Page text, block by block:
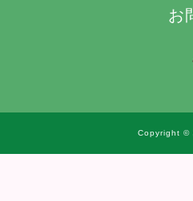
お
Copyright ©